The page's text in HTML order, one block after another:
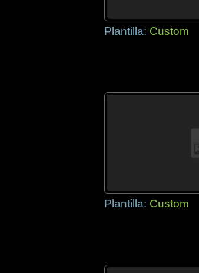
Plantilla: Custom
Plantilla: Custom